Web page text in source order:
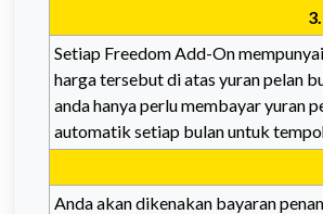
Setiap Freedom Add-On
harga tersebut di atas yuran pelan
anda hanya perlu membayar yuran
automatik setiap bulan untuk
Anda akan dikenakan bayaran